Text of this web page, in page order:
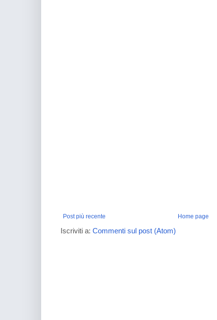
Post più recente Home page
Iscriviti a: Commenti sul post (Atom)